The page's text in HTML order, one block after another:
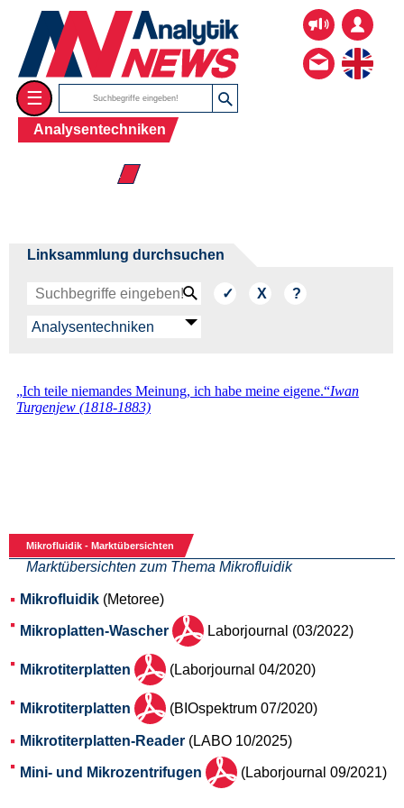
☰
Analysentechniken
☰ Mikrofluidik
Linksammlung durchsuchen
Mikrofluidik - Marktübersichten
Marktübersichten zum Thema Mikrofluidik
Mikrofluidik (Metoree)
Mikroplatten-Wascher Laborjournal (03/2022)
Mikrotiterplatten (Laborjournal 04/2020)
Mikrotiterplatten (BIOspektrum 07/2020)
Mikrotiterplatten-Reader (LABO 10/2025)
Mini- und Mikrozentrifugen (Laborjournal 09/2021)